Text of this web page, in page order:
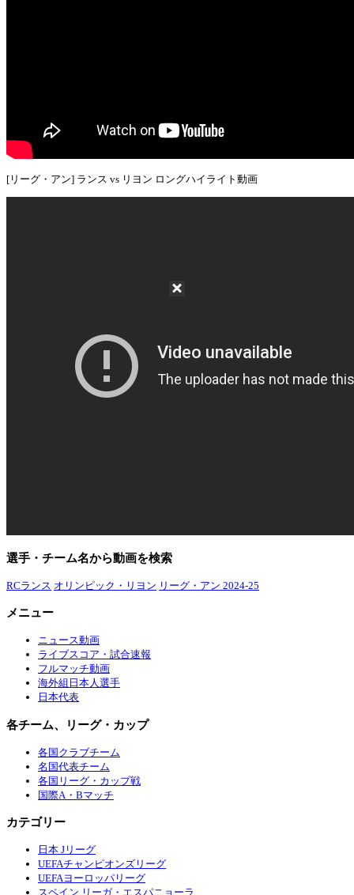
[リーグ・アン] ランス vs リヨン ロングハイライト動画
選手・チーム名から動画を検索
RCランス オリンピック・リヨン リーグ・アン 2024-25
メニュー
ニュース動画
ライブスコア・試合速報
フルマッチ動画
海外組日本人選手
日本代表
各チーム、リーグ・カップ
各国クラブチーム
名国代表チーム
各国リーグ・カップ戦
国際A・Bマッチ
カテゴリー
日本 Jリーグ
UEFAチャンピオンズリーグ
UEFAヨーロッパリーグ
スペイン リーガ・エスパニョーラ